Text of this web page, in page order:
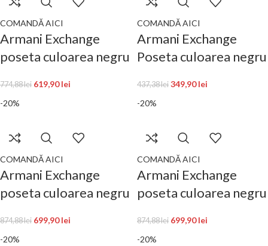
COMANDĂ AICI
Armani Exchange
poseta culoarea negru
774,88lei 619,90lei
COMANDĂ AICI
Armani Exchange
Poseta culoarea negru
437,38lei 349,90lei
-20%
COMANDĂ AICI
Armani Exchange
poseta culoarea negru
874,88lei 699,90lei
-20%
COMANDĂ AICI
Armani Exchange
poseta culoarea negru
874,88lei 699,90lei
-20% -20%